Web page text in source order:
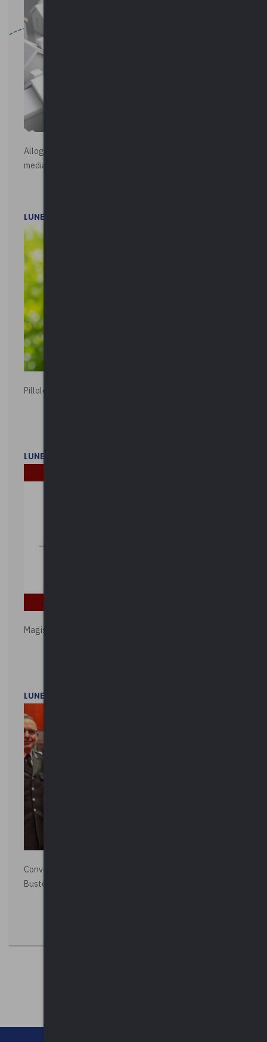
Alloggi di Edilizia Residenziale Pubblica - Vendita all'asta
mediante procedura asincrona telematica
LUNEDì 20 LUGLIO 2026
Pillole ambientali | 2026
LUNEDì 2 FEBBRAIO 2026
Magistratura e Costituzione. Le ragioni del SÌ e del NO
LUNEDì 1 DICEMBRE 2025
Convegno “La Polizia Locale per la sicurezza della città”,
Busto Arsizio